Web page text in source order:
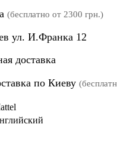
(бесплатно от 2300 грн.)
ул. И.Франка 12
доставка
по Киеву